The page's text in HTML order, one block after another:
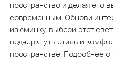
пространство и делая его
современным. Обнови
изюминку, выбери этот
подчеркнуть стиль и
пространстве. Подробнее